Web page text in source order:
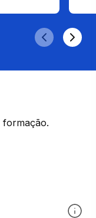
formação.